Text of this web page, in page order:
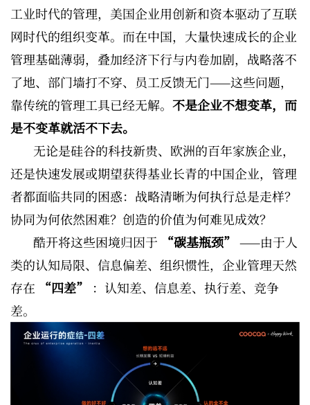
工业时代的管理，美国企业用创新和资本驱动了互联
网时代的组织变革。而在中国，大量快速成长的企业
管理基础薄弱，叠加经济下行与内卷加剧，战略落不
了地、部门墙打不穿、员工反馈无门——这些问题，
靠传统的管理工具已经无解。 不是企业不想变革，而
是不变革就活不下去。
无论是硅谷的科技新贵、欧洲的百年家族企业，
还是快速发展或期望获得基业长青的中国企业，管理
者都面临共同的困惑：战略清晰为何执行总是走样？
协同为何依然困难？创造的价值为何难见成效？
酷开将这些困境归因于
“碳基瓶颈” ——由于人
类的认知局限、信息偏差、组织惯性，企业管理天然
存在
“四差”
：认知差、信息差、执行差、竞争
差。